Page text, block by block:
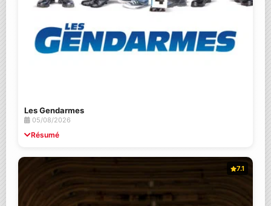
Les Gendarmes
05/08/2026
Résumé
7.1